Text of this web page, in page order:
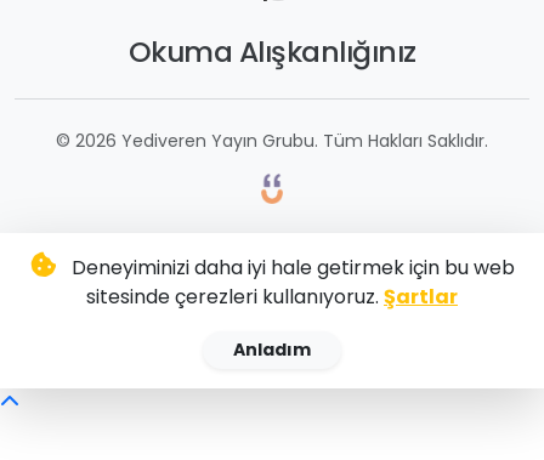
Okuma Alışkanlığınız
© 2026 Yediveren Yayın Grubu. Tüm Hakları Saklıdır.
Deneyiminizi daha iyi hale getirmek için bu web
sitesinde çerezleri kullanıyoruz. Şartlar
Anladım